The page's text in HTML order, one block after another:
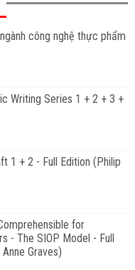
công nghệ thực phẩm
Writing Series 1 + 2 + 3 +
1 + 2 - Full Edition (Philip
for
- The SIOP Model - Full
Graves)